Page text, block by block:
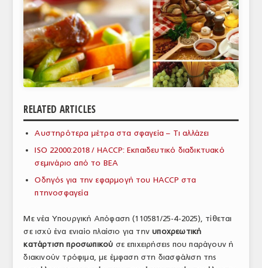
ΚΟΣΜΟΣ
ΕΙΔΗΣΕΙΣ
ΕΥΡΩΠΑΪΚΕΣ ΑΠΟΦΑΣΕΙΣ
ΘΕΜΑΤΑ
ΑΝΑΛΥΣΕΙΣ
ΠΑΡΑΓΩΓΗ & ΕΜΠΟΡΙΑ
ΠΡΩΤΕΣ ΥΛΕΣ
ΕΞΟΠΛΙΣΜΟΣ
ΥΠΗΡΕΣΙΕΣ
RELATED ARTICLES
Αυστηρότερα μέτρα στα σφαγεία – Τι αλλάζει
ISO 22000:2018 / HACCP: Εκπαιδευτικό διαδικτυακό
σεμινάριο από το ΒΕΑ
Οδηγός για την εφαρμογή του HACCP στα
πτηνοσφαγεία
Με νέα Υπουργική Απόφαση (110581/25-4-2025), τίθεται
σε ισχύ ένα ενιαίο πλαίσιο για τηνυποχρεωτική
κατάρτιση προσωπικού σε επιχειρήσεις που παράγουν ή
διακινούν τρόφιμα, με έμφαση στη διασφάλιση της